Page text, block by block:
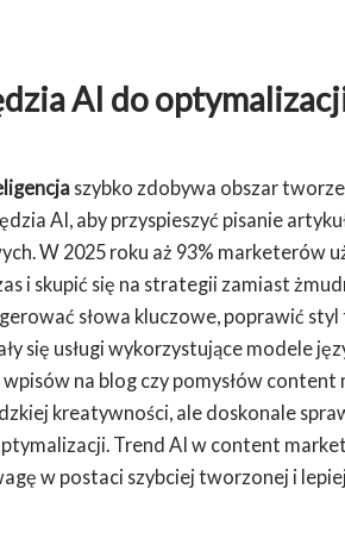
AI do
szybko zdobywa obszar
AI, aby przyspieszyć pisanie
W 2025 roku aż 93% marketerów
i skupić się na strategii zamiast
słowa kluczowe, poprawić
się usługi wykorzystujące modele
na blog czy pomysłów
kreatywności, ale doskonale
Trend AI w content
w postaci szybciej tworzonej i